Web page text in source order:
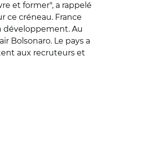
et former", a rappelé
ce créneau. France
développement. Au
Bolsonaro. Le pays a
aux recruteurs et